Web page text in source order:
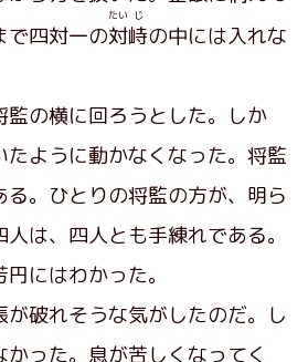
で四対一の対
たい
峙
じ
の中には入れな
の横に回ろうとした。しか
たように動かなくなった。将監
。ひとりの将監の方が、明ら
は、四人とも手練れである。
にはわかった。
破れそうな気がしたのだ。し
った。息が苦しくなってく